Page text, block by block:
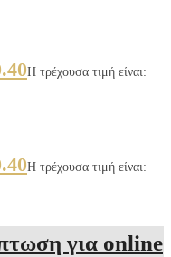
Η τρέχουσα τιμή είναι:
Η τρέχουσα τιμή είναι:
για online